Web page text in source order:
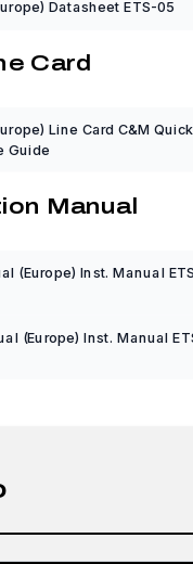
Datasheet ETS-05
Card
Line Card C&M Quick
Guide
Manual
(Europe) Inst. Manual
(Europe) Inst. Manual